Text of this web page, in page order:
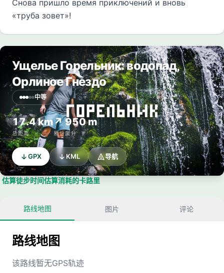
Снова пришло время приключений и вновь
«труба зовет»!
Ущелье Горельник: водопад,
Орлиное Гнездо
中等
17.4 km
总距离
↗ 950 m
累计爬升
GPX KML 导航
估算徒步时间估算消耗的卡路里
路线地图 图片 评论
路线地图
该路线暂无GPS轨迹